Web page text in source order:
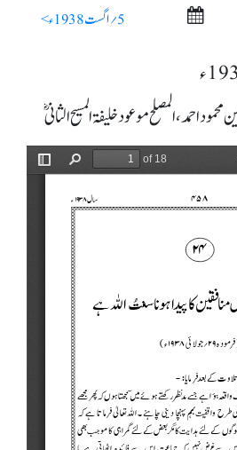
5؍ اگست 1938ء >
احمد، المصلح موعود خلیفۃ المسیح الثانیؓ